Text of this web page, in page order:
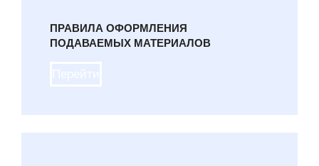
ПРАВИЛА ОФОРМЛЕНИЯ
ПОДАВАЕМЫХ МАТЕРИАЛОВ